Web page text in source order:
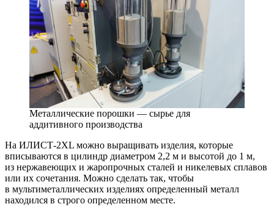
Металлические порошки — сырье для
аддитивного производства
На ИЛИСТ‑2XL можно выращивать изделия, которые
вписываются в цилиндр диаметром 2,2 м и высотой до 1 м,
из нержавеющих и жаропрочных сталей и никелевых сплавов
или их сочетания. Можно сделать так, чтобы
в мультиметаллических изделиях определенный металл
находился в строго определенном месте.